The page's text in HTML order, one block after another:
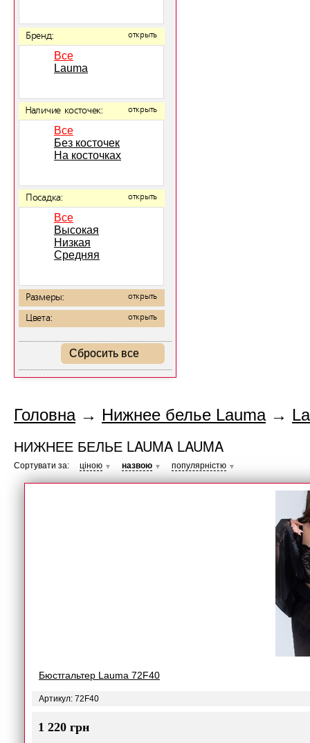
Бренд: открыть
Все
Lauma
Наличие косточек: открыть
Все
Без косточек
На косточках
Посадка: открыть
Все
Высокая
Низкая
Средняя
Размеры: открыть
Цвета: открыть
Сбросить все
Головна→ Нижнее белье Lauma→
НИЖНЕЕ БЕЛЬЕ LAUMA LAUMA
Сортувати за: ціною ▼ назвою ▼ популярністю ▼
Бюстгальтер Lauma 72F40
Артикул: 72F40
1 220 грн